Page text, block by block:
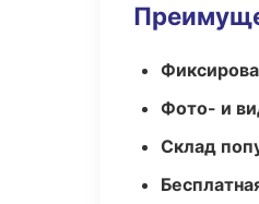
Фото- и
Склад